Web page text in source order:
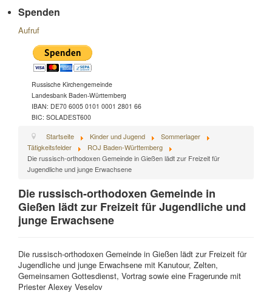
Spenden
Aufruf
Russische Kirchengemeinde
Landesbank Baden-Württemberg
IBAN: DE70 6005 0101 0001 2801 66
BIC: SOLADEST600
Startseite Kinder und Jugend
Sommerlager
Tätigkeitsfelder
ROJ Baden-Württemberg
Die russisch-orthodoxen Gemeinde in Gießen lädt zur Freizeit für
Jugendliche und junge Erwachsene
Die russisch-orthodoxen Gemeinde in
Gießen lädt zur Freizeit für Jugendliche und
junge Erwachsene
Die russisch-orthodoxen Gemeinde in Gießen lädt zur Freizeit für
Jugendliche und junge Erwachsene mit Kanutour, Zelten,
Gemeinsamen Gottesdienst, Vortrag sowie eine Fragerunde mit
Priester Alexey Veselov